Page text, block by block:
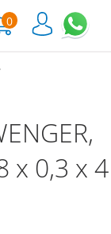
0
x 0,3 x 4